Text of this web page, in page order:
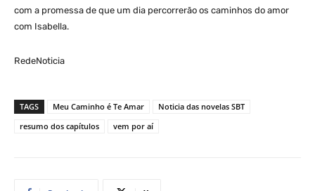
com a promessa de que um dia percorrerão os caminhos do amor
com Isabella.
RedeNoticia
TAGS Meu Caminho é Te Amar
Noticia das novelas SBT
resumo dos capítulos
vem por aí